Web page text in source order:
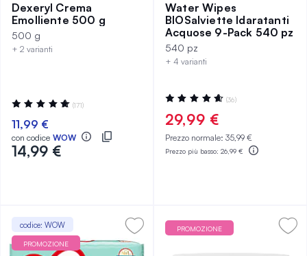
Dexeryl Crema
Emolliente 500 g
500 g
+ 2 varianti
Valutazione:
99%
(171)
11,99 €
con codice WOW
14,99 €
Water Wipes
BIOSalviette Idaratanti
Acquose 9-Pack 540 pz
540 pz
+ 4 varianti
Valutazione:
94%
(36)
29,99 €
Prezzo normale: 35,99 €
Prezzo più basso: 26,99 €
codice: WOW
PROMOZIONE
PROMOZIONE